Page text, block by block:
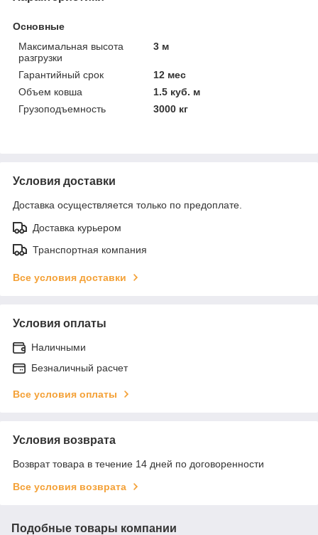
Основные
Максимальная высота
разгрузки
3 м
Гарантийный срок
12 мес
Объем ковша
1.5 куб. м
Грузоподъемность
3000 кг
Условия доставки
Доставка осуществляется только по предоплате.
Доставка курьером
Транспортная компания
Все условия доставки
Условия оплаты
Наличными
Безналичный расчет
Все условия оплаты
Условия возврата
Возврат товара в течение 14 дней по договоренности
Все условия возврата
Подобные товары компании